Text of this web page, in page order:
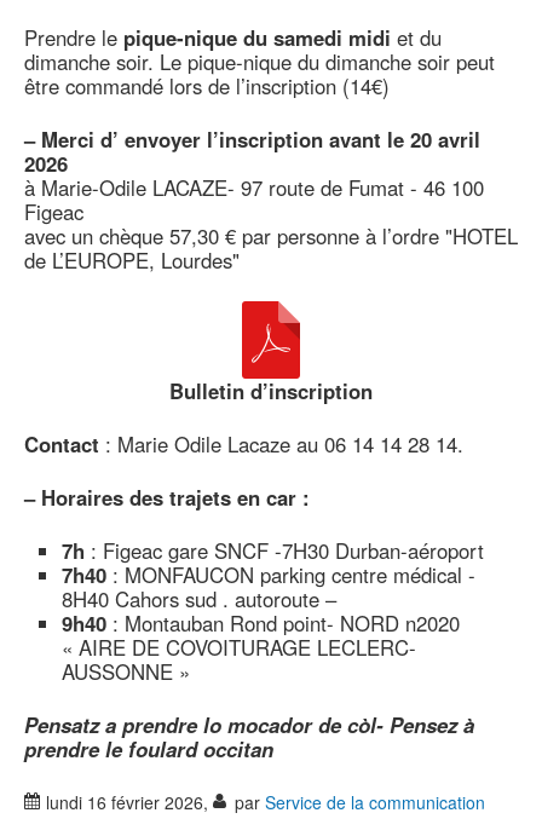
Prendre le pique-nique du samedi midi et du
dimanche soir. Le pique-nique du dimanche soir peut
être commandé lors de l’inscription (14€)
– Merci d’ envoyer l’inscription avant le 20 avril
2026
à Marie-Odile LACAZE- 97 route de Fumat - 46 100
Figeac
avec un chèque 57,30 € par personne à l’ordre "HOTEL
de L’EUROPE, Lourdes"
Bulletin d’inscription
Contact : Marie Odile Lacaze au 06 14 14 28 14.
– Horaires des trajets en car :
7h : Figeac gare SNCF -7H30 Durban-aéroport
7h40 : MONFAUCON parking centre médical -
8H40 Cahors sud . autoroute –
9h40 : Montauban Rond point- NORD n2020
« AIRE DE COVOITURAGE LECLERC-
AUSSONNE »
Pensatz a prendre lo mocador de còl- Pensez à
prendre le foulard occitan
lundi 16 février 2026, par Service de la communication